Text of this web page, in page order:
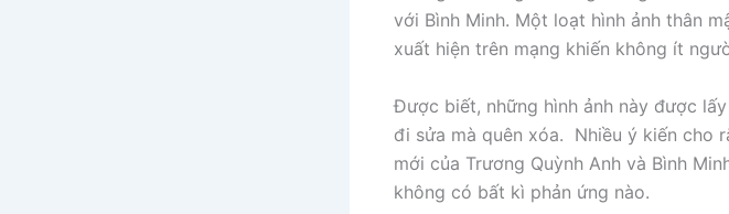
với Bình Minh. Một loạt hình ảnh thân
xuất hiện trên mạng khiến không ít
Được biết, những hình ảnh này được
đi sửa mà quên xóa. Nhiều ý kiến cho
mới của Trương Quỳnh Anh và Bình
không có bất kì phản ứng nào.